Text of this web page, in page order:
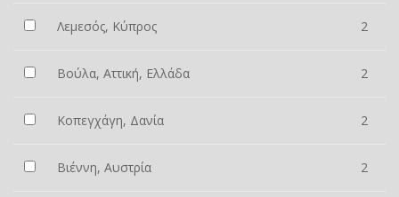
Λεμεσός, Κύπρος 2
Βούλα, Αττική, Ελλάδα 2
Κοπεγχάγη, Δανία 2
Βιέννη, Αυστρία 2